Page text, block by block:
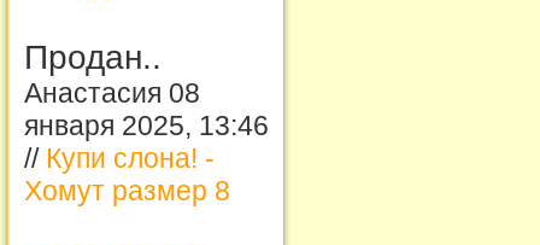
Продан..
Анастасия 08
января 2025, 13:46
// Купи слона! -
Хомут размер 8